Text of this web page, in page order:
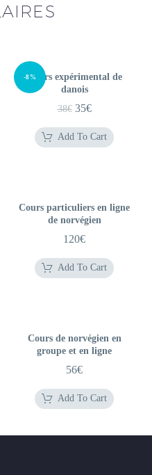
-8%
Cours expérimental de
danois
38€ Le
prix
initial
35€Le
prix
actuel
Add To Cart
Cours particuliers en ligne
de norvégien
120€
Add To Cart
Cours de norvégien en
groupe et en ligne
56€
Add To Cart